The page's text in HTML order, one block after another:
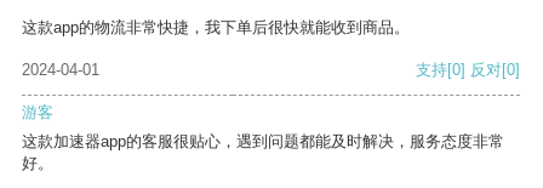
这款app的物流非常快捷，我下单后很快就能收到商品。
2024-04-01 支持[0] 反对[0]
游客
这款加速器app的客服很贴心，遇到问题都能及时解决，服务态度非常
好。